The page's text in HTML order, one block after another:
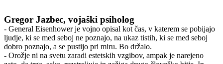
Gregor Jazbec, vojaški psiholog
- General Eisenhower je vojno opisal kot čas, v katerem se pobijajo
ljudje, ki se med seboj ne poznajo, na ukaz tistih, ki se med seboj
dobro poznajo, a se pustijo pri miru. Bo držalo.
- Orožje ni na svetu zaradi estetskih vzgibov, ampak je narejeno